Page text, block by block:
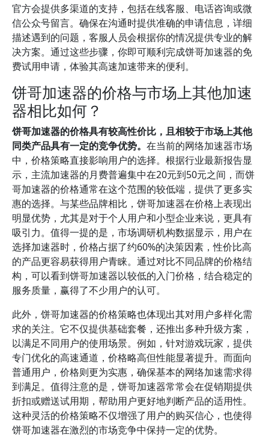
官方会提供多渠道的支持，包括在线客服、电话咨询或微
信公众号留言。确保在沟通时提供准确的申请信息，详细
描述遇到的问题，客服人员会根据你的情况提供专业的解
决方案。通过这些步骤，你即可顺利完成饼哥加速器的免
费试用申请，体验其高速加速带来的便利。
饼哥加速器的价格与市场上其他加速
器相比如何？
饼哥加速器的价格具有较高性价比，且相较于市场上其他
同类产品具有一定的竞争优势。 在当前的网络加速器市场
中，价格策略直接影响用户的选择。根据行业最新报告显
示，主流加速器的月费普遍集中在20元到50元之间，而饼
哥加速器的价格通常在这个范围的较低端，提供了更多实
惠的选择。与某些品牌相比，饼哥加速器在价格上表现出
明显优势，尤其是对于个人用户和小型企业来说，更具有
吸引力。值得一提的是，市场调研机构数据显示，用户在
选择加速器时，价格占据了约60%的决策因素，性价比高
的产品更容易获得用户青睐。通过对比不同品牌的价格结
构，可以看到饼哥加速器以较低的入门价格，结合稳定的
服务质量，赢得了不少用户的认可。
此外，饼哥加速器的价格策略也体现出其对用户多样化需
求的关注。它不仅提供基础套餐，还推出多种升级方案，
以满足不同用户的使用场景。例如，针对游戏玩家，提供
专门优化的高速通道，价格略高但性能显著提升。而面向
普通用户，价格则更为实惠，确保基本的网络加速需求得
到满足。值得注意的是，饼哥加速器常常会在促销期提供
折扣或赠送试用期，帮助用户更好地判断产品的适用性。
这种灵活的价格策略不仅增强了用户的购买信心，也使得
饼哥加速器在激烈的市场竞争中保持一定的优势。